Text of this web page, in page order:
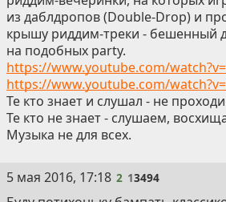
из даблдропов (Double-Drop) и
крышу риддим-треки - бешенный
на подобных party.
https://www.youtube.com/
https://www.youtube.com/
Те кто знает и слушал - не
Те кто не знает - слушаем,
Музыка не для всех.
2
5 мая 2016, 17:18 2 13494